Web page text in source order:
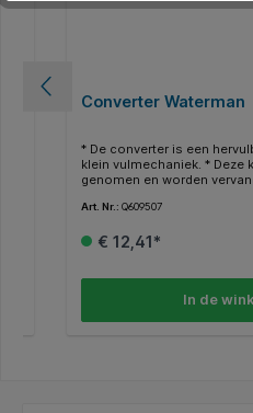
Converter Waterman
* De converter is een
klein vulmechaniek. * Deze
genomen en worden
plaats de penpunt in de
omhoog. * Deze handeling
Art. Nr.: Q609507
€ 12,41*
In de